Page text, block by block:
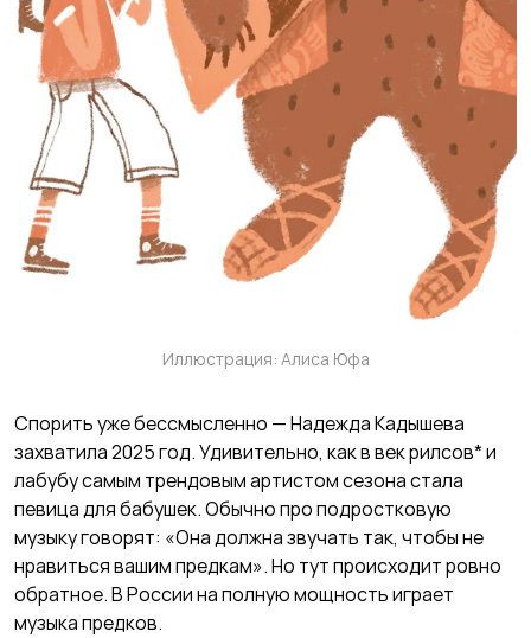
Иллюстрация: Алиса Юфа
Спорить уже бессмысленно — Надежда Кадышева
захватила 2025 год. Удивительно, как в век рилсов* и
лабубу самым трендовым артистом сезона стала
певица для бабушек. Обычно про подростковую
музыку говорят: «Она должна звучать так, чтобы не
нравиться вашим предкам». Но тут происходит ровно
обратное. В России на полную мощность играет
музыка предков.